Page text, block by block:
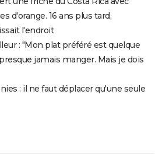
d'orange. 16 ans plus tard,
l'endroit
: "Mon plat préféré est quelque
jamais manger. Mais je dois
: il ne faut déplacer qu'une seule